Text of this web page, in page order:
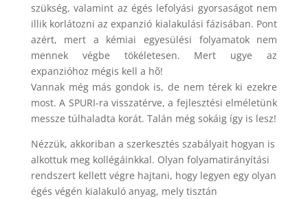
szükség, valamint az égés lefolyási gyorsaságot nem
illik korlátozni az expanzió kialakulási fázisában. Pont
azért, mert a kémiai egyesülési folyamatok nem
mennek végbe tökéletesen. Mert ugye az
expanzióhoz mégis kell a hõ!
Vannak még más gondok is, de nem térek ki ezekre
most. A SPURI-ra visszatérve, a fejlesztési elméletünk
messze túlhaladta korát. Talán még sokáig így is lesz!
Nézzük, akkoriban a szerkesztés szabályait hogyan is
alkottuk meg kollégáinkkal. Olyan folyamatirányítási
rendszert kellett végre hajtani, hogy legyen egy olyan
égés végén kialakuló anyag, mely tisztán